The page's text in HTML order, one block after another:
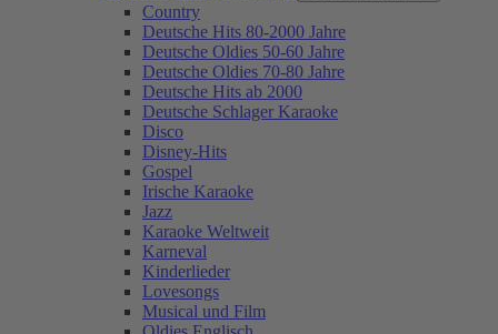
Country
Deutsche Hits 80-2000 Jahre
Deutsche Oldies 50-60 Jahre
Deutsche Oldies 70-80 Jahre
Deutsche Hits ab 2000
Deutsche Schlager Karaoke
Disco
Disney-Hits
Gospel
Irische Karaoke
Jazz
Karaoke Weltweit
Karneval
Kinderlieder
Lovesongs
Musical und Film